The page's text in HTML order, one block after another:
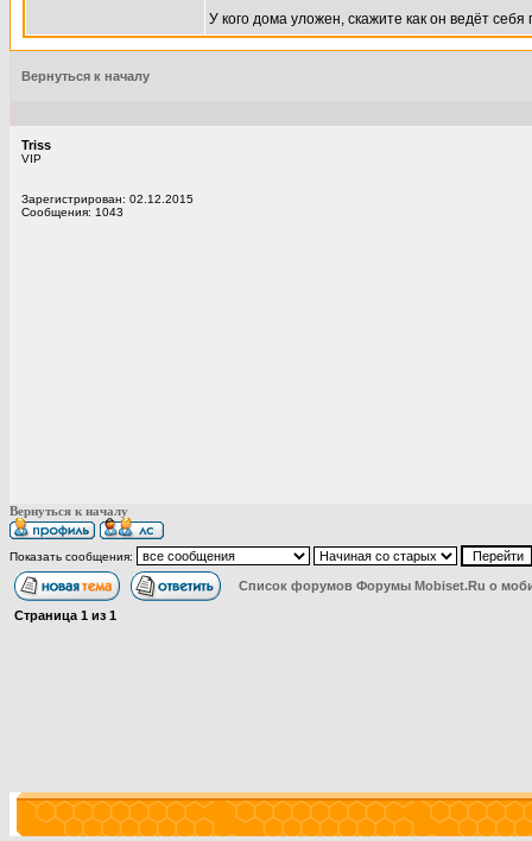
У кого дома уложен, скажите как он ведёт себя
Вернуться к началу
Triss
VIP
Зарегистрирован: 02.12.2015
Сообщения: 1043
Вернуться к началу
Показать сообщения:
Список форумов Форумы Mobiset.Ru о
Страница 1 из 1